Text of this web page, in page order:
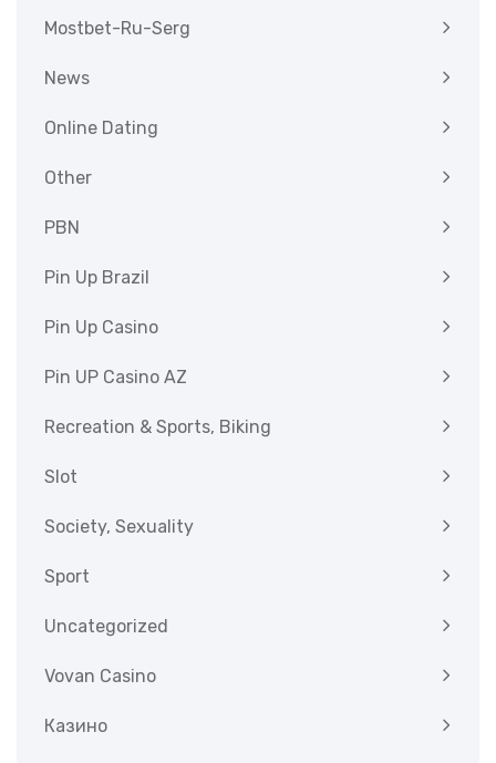
Mostbet-Ru-Serg
News
Online Dating
Other
PBN
Pin Up Brazil
Pin Up Casino
Pin UP Casino AZ
Recreation & Sports, Biking
Slot
Society, Sexuality
Sport
Uncategorized
Vovan Casino
Казино